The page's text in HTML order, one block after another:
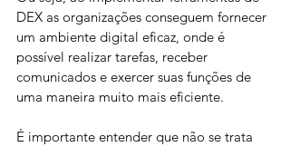
DEX as organizações conseguem fornecer
um ambiente digital eficaz, onde é
possível realizar tarefas, receber
comunicados e exercer suas funções de
uma maneira muito mais eficiente.
É importante entender que não se trata